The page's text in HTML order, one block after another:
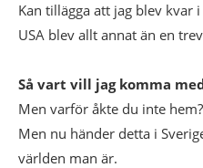
Kan tillägga att jag blev kvar
USA blev allt annat än en
Så vart vill jag komma
Men varför åkte du inte
Men nu händer detta i
världen man är.